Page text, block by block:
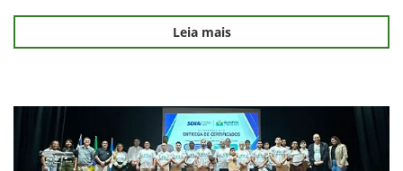
Leia mais